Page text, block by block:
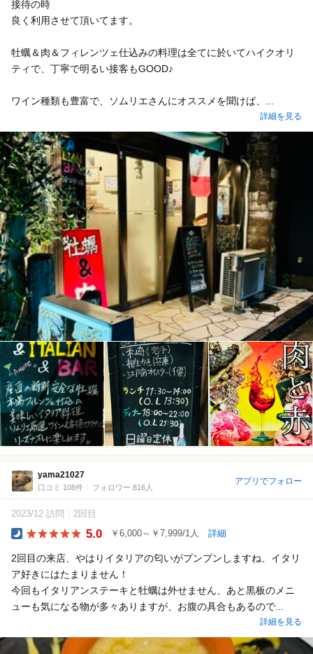
接待の時
良く利用させて頂いてます。
牡蠣＆肉＆フィレンツェ仕込みの料理は全てに於いてハイクオリ
ティで、丁寧で明るい接客もGOOD♪
ワイン種類も豊富で、ソムリエさんにオススメを聞けば、...
詳細を見る
yama21027
口コミ 108件 フォロワー 816人
アプリでフォロー
2023/12 訪問 2回目
5.0 ￥6,000～￥7,999/1人 詳細
2回目の来店、やはりイタリアの匂いがプンプンしますね、イタリ
ア好きにはたまりません！
今回もイタリアンステーキと牡蠣は外せません、あと黒板のメニ
ューも気になる物が多々ありますが、お腹の具合もあるので...
詳細を見る